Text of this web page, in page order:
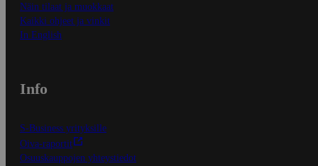
Näin tilaat ja muokkaat
Kaikki ohjeet ja vinkit
In English
Info
S-Business yrityksille
Oiva-raportit
Osuuskauppojen yhteystiedot